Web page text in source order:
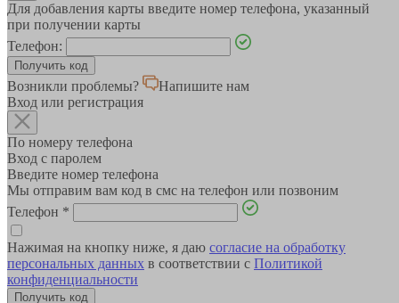
Для добавления карты введите номер телефона, указанный
при получении карты
Телефон:
Возникли проблемы?
Напишите нам
Вход или регистрация
По номеру телефона
Вход с паролем
Введите номер телефона
Мы отправим вам код в смс на телефон или позвоним
Телефон *
Нажимая на кнопку ниже, я даю согласие на обработку
персональных данных в соответствии с Политикой
конфиденциальности